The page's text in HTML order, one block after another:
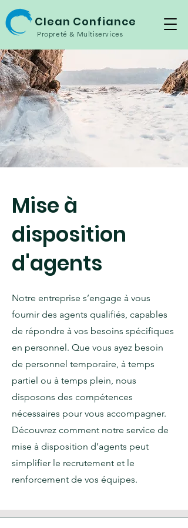
Clean Confiance
Propreté & Multiservices
Mise à
disposition
d'agents
Notre entreprise s’engage à vous
fournir des agents qualifiés, capables
de répondre à vos besoins spécifiques
en personnel. Que vous ayez besoin
de personnel temporaire, à temps
partiel ou à temps plein, nous
disposons des compétences
nécessaires pour vous accompagner.
Découvrez comment notre service de
mise à disposition d’agents peut
simplifier le recrutement et le
renforcement de vos équipes.